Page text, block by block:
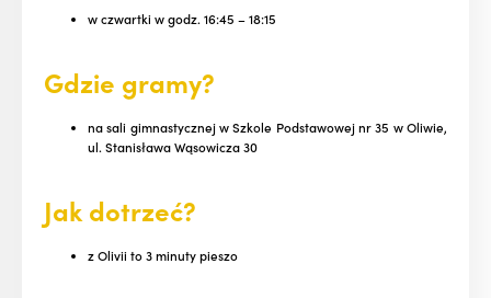
w czwartki w godz. 16:45 – 18:15
Gdzie gramy?
na sali gimnastycznej w Szkole Podstawowej nr 35 w Oliwie,
ul. Stanisława Wąsowicza 30
Jak dotrzeć?
z Olivii to 3 minuty pieszo